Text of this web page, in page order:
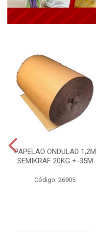
PAPELAO ONDULAD 1,2M
SEMIKRAF 20KG +-35M
Código: 26905